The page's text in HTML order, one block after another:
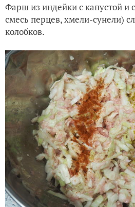
Фарш из индейки с капустой и
смесь перцев, хмели-сунели)
колобков.